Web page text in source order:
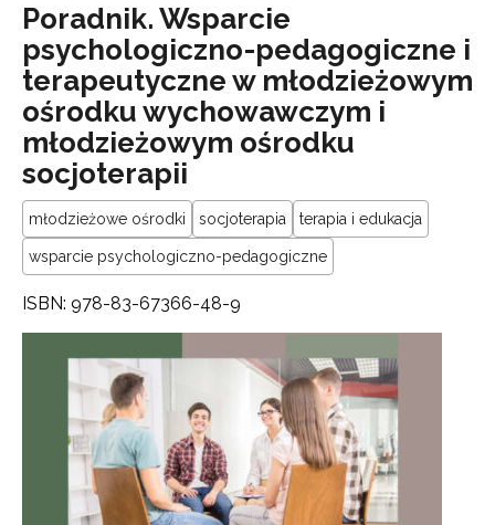
Poradnik. Wsparcie
psychologiczno-pedagogiczne i
terapeutyczne w młodzieżowym
ośrodku wychowawczym i
młodzieżowym ośrodku
socjoterapii
młodzieżowe ośrodki socjoterapia terapia i edukacja
wsparcie psychologiczno-pedagogiczne
ISBN: 978-83-67366-48-9